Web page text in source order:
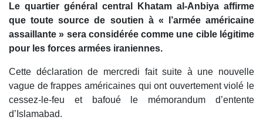
Le quartier général central Khatam al-Anbiya affirme
que toute source de soutien à « l’armée américaine
assaillante » sera considérée comme une cible légitime
pour les forces armées iraniennes.
Cette déclaration de mercredi fait suite à une nouvelle
vague de frappes américaines qui ont ouvertement violé le
cessez-le-feu et bafoué le mémorandum d’entente
d’Islamabad.